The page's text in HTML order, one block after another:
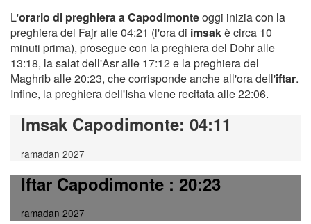
L'orario di preghiera a Capodimonteoggi inizia con la
preghiera del Fajr alle 04:21 (l'ora di imsakè circa 10
minuti prima), prosegue con la preghiera del Dohr alle
13:18, la salat dell'Asr alle 17:12 e la preghiera del
Maghrib alle 20:23, che corrisponde anche all'ora dell'iftar.
Infine, la preghiera dell'Isha viene recitata alle 22:06.
Imsak Capodimonte: 04:11
ramadan 2027
Iftar Capodimonte: 20:23
ramadan 2027